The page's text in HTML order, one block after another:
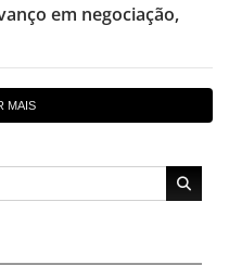
em negociação,
MAIS